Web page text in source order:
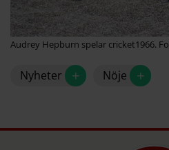
Audrey Hepburn spelar cricket1966.
Nyheter + Nöje +